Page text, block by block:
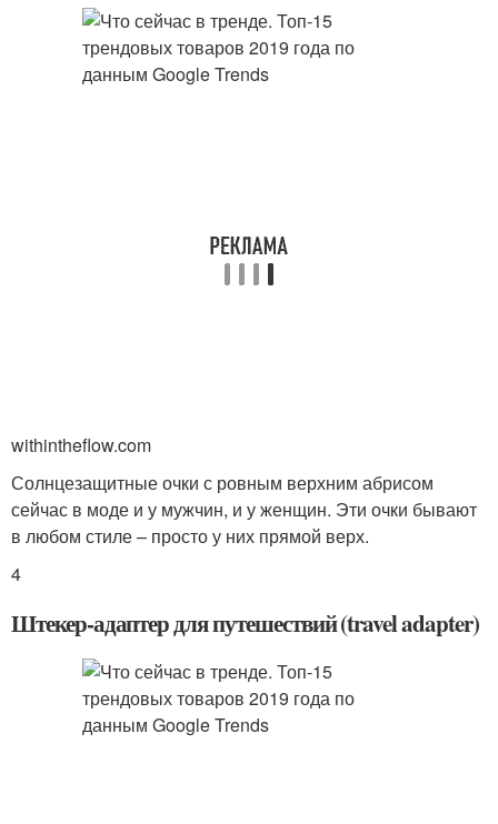
withintheflow.com
Солнцезащитные очки с ровным верхним абрисом
сейчас в моде и у мужчин, и у женщин. Эти очки бывают
в любом стиле – просто у них прямой верх.
4
Штекер-адаптер для путешествий (travel adapter)